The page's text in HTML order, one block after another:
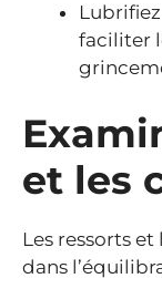
faciliter
et les
Les ressorts
dans